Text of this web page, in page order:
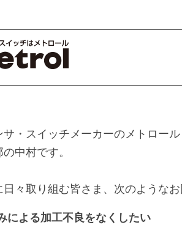
サ・スイッチメーカーのメトロール
中村です。
日々取り組む皆さま、次のような
による加工不良をなくしたい